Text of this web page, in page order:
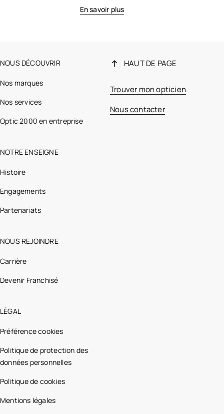
En savoir plus
NOUS DÉCOUVRIR
Nos marques
Nos services
Optic 2000 en entreprise
NOTRE ENSEIGNE
Histoire
Engagements
Partenariats
NOUS REJOINDRE
Carrière
Devenir Franchisé
LÉGAL
Préférence cookies
Politique de protection des
données personnelles
Politique de cookies
Mentions légales
HAUT DE PAGE
Trouver mon opticien
Nous contacter